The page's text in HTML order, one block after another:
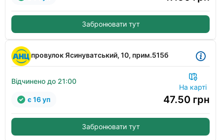
Забронювати тут
провулок Ясинуватський, 10, прим.515б
Відчинено до 21:00
На карті
47.50 грн
є 16 уп
Забронювати тут